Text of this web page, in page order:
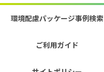
環境配慮パッケージ事例検索
ご利用ガイド